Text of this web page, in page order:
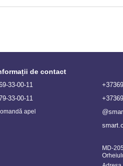
de contact
33-00-11
33-00-11
apel
MD-